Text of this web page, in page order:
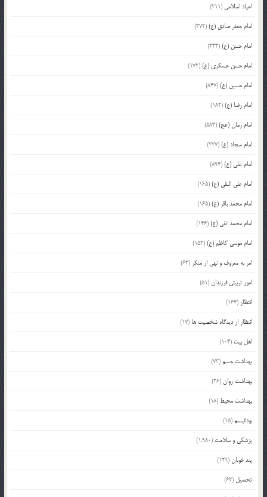
اعیاد اسلامی (211)
امام جعفر صادق (ع)(372)
امام حسن (ع)(233)
امام حسن عسکری (ع)(172)
امام حسین (ع)(847)
امام رضا (ع)(182)
امام زمان (عج)(583)
امام سجاد (ع)(227)
امام علی (ع)(894)
امام علی النقی (ع)(165)
امام محمد باقر (ع)(165)
امام محمد تقی (ع)(146)
امام موسی کاظم (ع)(152)
امر به معروف و نهی از منکر (63)
امور تربیتی فرزندان(51)
انتظار (164)
انتظار از دیدگاه شخصیت ها (17)
اهل بیت (104)
بهداشت جسم(73)
بهداشت روان(26)
بهداشت محیط (18)
بودائیسم(15)
پزشکی و سلامت (1,980)
پند خوبان(129)
تحصیل (62)